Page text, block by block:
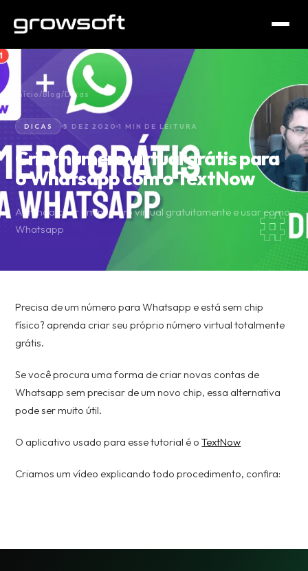
Início/Blog/ Dicas
DICAS 5 DEZ 2020 1 MIN DE LEITURA
Criar número virtual grátis para
o Whatsapp com o TextNow
Aprenda criar um número virtual gratuitamente e usar como
Whatsapp
Precisa de um número para Whatsapp e está sem chip
físico? aprenda criar seu próprio número virtual totalmente
grátis.
Se você procura uma forma de criar novas contas de
Whatsapp sem precisar de um novo chip, essa alternativa
pode ser muito útil.
O aplicativo usado para esse tutorial é oTextNow
Criamos um vídeo explicando todo procedimento, confira: